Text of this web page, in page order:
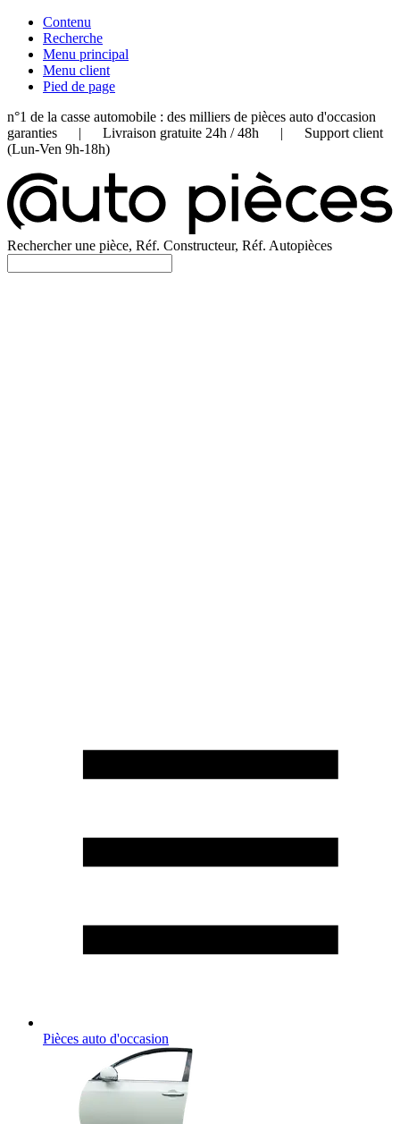
Contenu
Recherche
Menu principal
Menu client
Pied de page
n°1 de la casse automobile : des milliers de pièces auto d'occasion
garanties | Livraison gratuite 24h / 48h | Support client
(Lun-Ven 9h-18h)
Rechercher une pièce, Réf. Constructeur, Réf. Autopièces
Pièces auto d'occasion